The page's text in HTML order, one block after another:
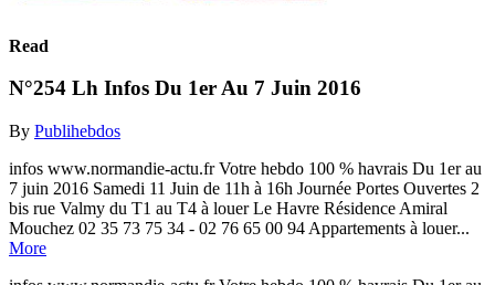
Read
N°254 Lh Infos Du 1er Au 7 Juin 2016
By Publihebdos
infos www.normandie-actu.fr Votre hebdo 100 % havrais Du 1er au
7 juin 2016 Samedi 11 Juin de 11h à 16h Journée Portes Ouvertes 2
bis rue Valmy du T1 au T4 à louer Le Havre Résidence Amiral
Mouchez 02 35 73 75 34 - 02 76 65 00 94 Appartements à louer...
More